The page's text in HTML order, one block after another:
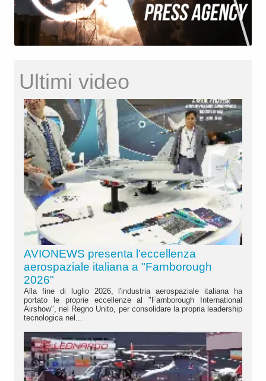
Ultimi video
AVIONEWS presenta l'eccellenza
aerospaziale italiana a "Farnborough
2026"
Alla fine di luglio 2026, l'industria aerospaziale italiana ha
portato le proprie eccellenze al "Farnborough International
Airshow", nel Regno Unito, per consolidare la propria leadership
tecnologica nel...